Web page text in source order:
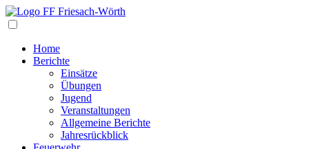
Home
Berichte
Einsätze
Übungen
Jugend
Veranstaltungen
Allgemeine Berichte
Jahresrückblick